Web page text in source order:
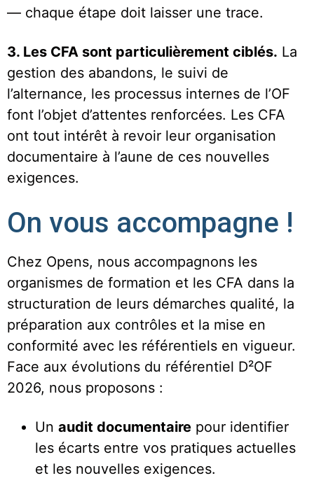
— chaque étape doit laisser une trace.
3. Les CFA sont particulièrement ciblés. La
gestion des abandons, le suivi de
l’alternance, les processus internes de l’OF
font l’objet d’attentes renforcées. Les CFA
ont tout intérêt à revoir leur organisation
documentaire à l’aune de ces nouvelles
exigences.
On vous accompagne !
Chez Opens, nous accompagnons les
organismes de formation et les CFA dans la
structuration de leurs démarches qualité, la
préparation aux contrôles et la mise en
conformité avec les référentiels en vigueur.
Face aux évolutions du référentiel D²OF
2026, nous proposons :
Un audit documentaire pour identifier
les écarts entre vos pratiques actuelles
et les nouvelles exigences.